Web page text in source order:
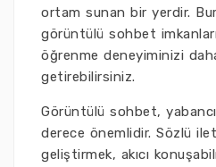
ortam sunan bir yerdir.
görüntülü sohbet
öğrenme deneyiminizi
getirebilirsiniz.
Görüntülü sohbet,
derece önemlidir. Sözlü
geliştirmek, akıcı